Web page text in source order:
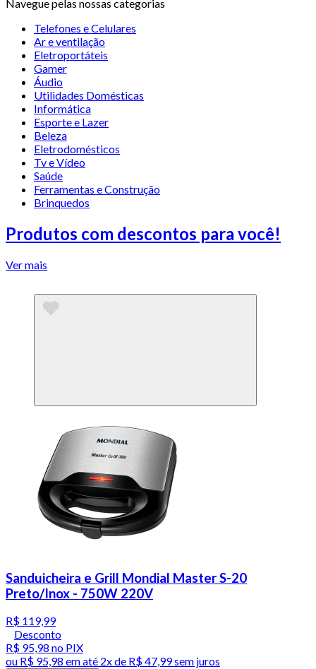
Navegue pelas nossas categorias
Telefones e Celulares
Ar e ventilação
Eletroportáteis
Gamer
Áudio
Utilidades Domésticas
Informática
Esporte e Lazer
Beleza
Eletrodomésticos
Tv e Vídeo
Saúde
Ferramentas e Construção
Brinquedos
Produtos com descontos para você!
Ver mais
Sanduicheira e Grill Mondial Master S-20
Preto/Inox - 750W 220V
R$ 119,99
Desconto
R$ 95,98 no PIX
ou R$ 95,98 em até 2x de R$ 47,99 sem juros